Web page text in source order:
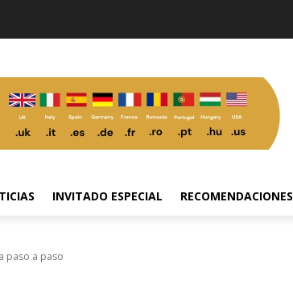
INVITADO ESPECIAL RECOMENDACIONES
paso a paso